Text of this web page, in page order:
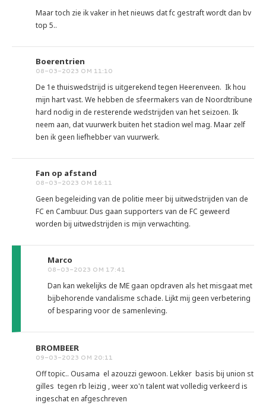
Maar toch zie ik vaker in het nieuws dat fc gestraft wordt dan bv
top 5..
Boerentrien
08-03-2023 OM 11:10
De 1e thuiswedstrijd is uitgerekend tegen Heerenveen. Ik hou
mijn hart vast. We hebben de sfeermakers van de Noordtribune
hard nodig in de resterende wedstrijden van het seizoen. Ik
neem aan, dat vuurwerk buiten het stadion wel mag. Maar zelf
ben ik geen liefhebber van vuurwerk.
Fan op afstand
08-03-2023 OM 16:11
Geen begeleiding van de politie meer bij uitwedstrijden van de
FC en Cambuur. Dus gaan supporters van de FC geweerd
worden bij uitwedstrijden is mijn verwachting.
Marco
08-03-2023 OM 17:41
Dan kan wekelijks de ME gaan opdraven als het misgaat met
bijbehorende vandalisme schade. Lijkt mij geen verbetering
of besparing voor de samenleving.
BROMBEER
09-03-2023 OM 20:11
Off topic.. Ousama el azouzzi gewoon. Lekker basis bij union st
gilles tegen rb leizig , weer xo'n talent wat volledig verkeerd is
ingeschat en afgeschreven